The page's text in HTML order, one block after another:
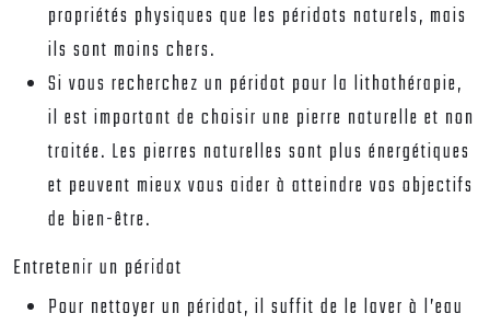
propriétés physiques que les péridots naturels, mais
ils sont moins chers.
Si vous recherchez un péridot pour la lithothérapie,
il est important de choisir une pierre naturelle et non
traitée. Les pierres naturelles sont plus énergétiques
et peuvent mieux vous aider à atteindre vos objectifs
de bien-être.
Entretenir un péridot
Pour nettoyer un péridot, il suffit de le laver à l’eau